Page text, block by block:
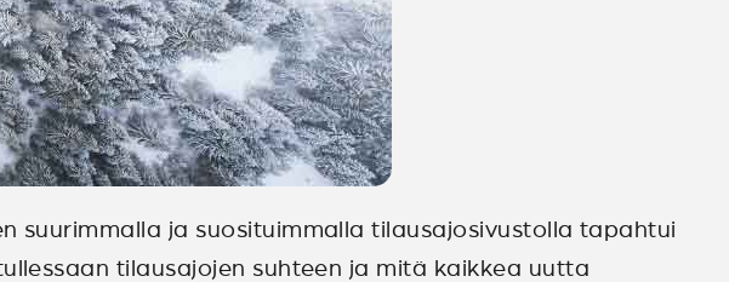
suurimmalla ja suosituimmalla tilausajosivustolla tapahtui
tilausajojen suhteen ja mitä kaikkea uutta